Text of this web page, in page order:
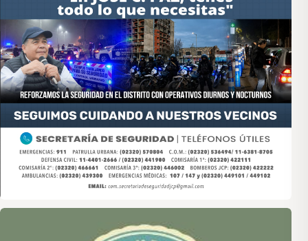
Asociación de Medios Vecinales